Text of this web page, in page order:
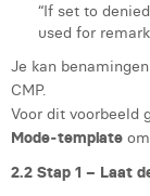
“If set to
used for
Je kan
CMP.
Voor dit voorbeeld
Mode‑template
2.2 Stap 1 – Laat